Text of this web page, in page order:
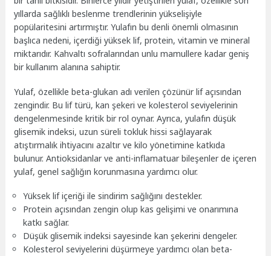
yıllarda sağlıklı beslenme trendlerinin yükselişiyle
popülaritesini artırmıştır. Yulafın bu denli önemli olmasının
başlıca nedeni, içerdiği yüksek lif, protein, vitamin ve mineral
miktarıdır. Kahvaltı sofralarından unlu mamullere kadar geniş
bir kullanım alanına sahiptir.
Yulaf, özellikle beta-glukan adı verilen çözünür lif açısından
zengindir. Bu lif türü, kan şekeri ve kolesterol seviyelerinin
dengelenmesinde kritik bir rol oynar. Ayrıca, yulafın düşük
glisemik indeksi, uzun süreli tokluk hissi sağlayarak
atıştırmalık ihtiyacını azaltır ve kilo yönetimine katkıda
bulunur. Antioksidanlar ve anti-inflamatuar bileşenler de içeren
yulaf, genel sağlığın korunmasına yardımcı olur.
Yüksek lif içeriği ile sindirim sağlığını destekler.
Protein açısından zengin olup kas gelişimi ve onarımına
katkı sağlar.
Düşük glisemik indeksi sayesinde kan şekerini dengeler.
Kolesterol seviyelerini düşürmeye yardımcı olan beta-